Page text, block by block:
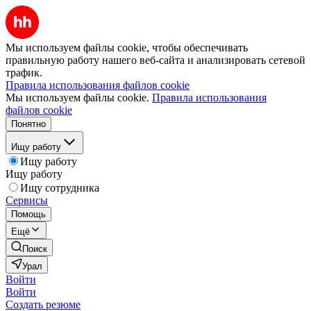
Мы используем файлы cookie, чтобы обеспечивать
правильную работу нашего веб-сайта и анализировать сетевой
трафик.
Правила использования файлов cookie
Мы используем файлы cookie. Правила использования
файлов cookie
Понятно
Ищу работу
Ищу работу
Ищу работу
Ищу сотрудника
Сервисы
Помощь
Ещё
Поиск
Урал
Войти
Войти
Создать резюме